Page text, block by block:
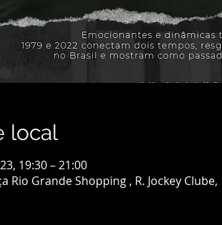
local
19:30 – 21:00
Rio Grande Shopping , R. Jockey